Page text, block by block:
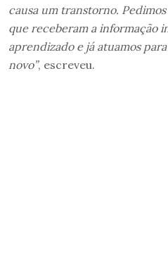
causa um transtorno.
que receberam a informação
aprendizado e já atuamos
novo”, escreveu.